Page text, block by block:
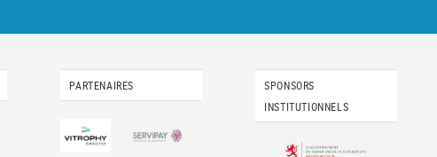
PARTENAIRES
SPONSORS
INSTITUTIONNELS